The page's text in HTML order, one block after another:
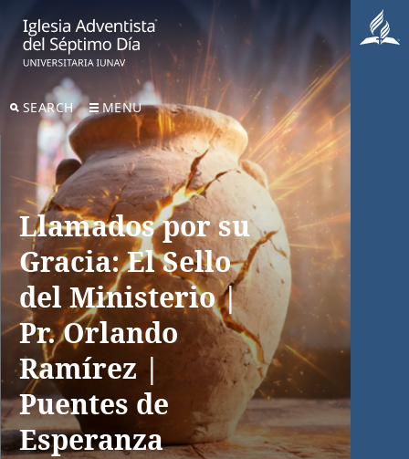
SEARCH MENU
Llamados por su
Gracia: El Sello
del Ministerio |
Pr. Orlando
Ramírez |
Puentes de
Esperanza